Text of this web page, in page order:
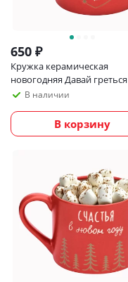
650 ₽
Кружка керамическая
новогодняя Давай греться
В наличии
В корзину